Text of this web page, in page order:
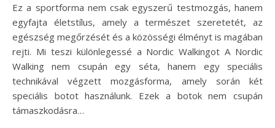
Ez a sportforma nem csak egyszerű testmozgás, hanem
egyfajta életstílus, amely a természet szeretetét, az
egészség megőrzését és a közösségi élményt is magában
rejti. Mi teszi különlegessé a Nordic Walkingot A Nordic
Walking nem csupán egy séta, hanem egy speciális
technikával végzett mozgásforma, amely során két
speciális botot használunk. Ezek a botok nem csupán
támaszkodásra…